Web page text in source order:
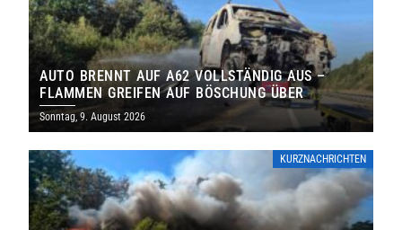
AUTO BRENNT AUF A62 VOLLSTÄNDIG AUS –
FLAMMEN GREIFEN AUF BÖSCHUNG ÜBER
Sonntag, 9. August 2026
KURZNACHRICHTEN